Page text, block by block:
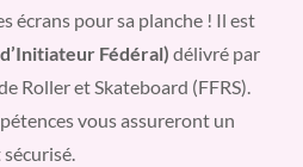
écrans pour sa planche ! Il est
Fédéral) délivré par
Roller et Skateboard (FFRS).
vous assureront un